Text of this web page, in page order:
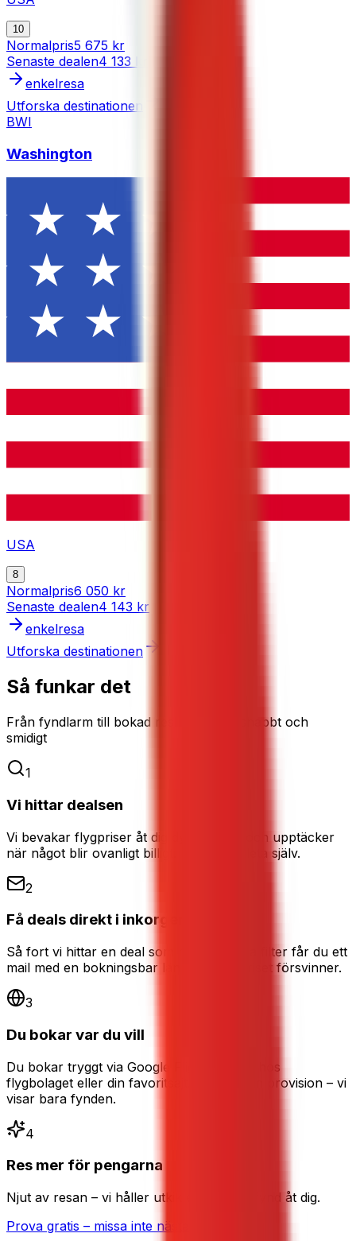
10
Normalpris5 675 kr
Senaste dealen4 133 kr
enkelresa
Utforska destinationen
BWI
Washington
USA
8
Normalpris6 050 kr
Senaste dealen4 143 kr
enkelresa
Utforska destinationen
Så funkar det
Från fyndlarm till bokad resa – enkelt, snabbt och
smidigt
1
Vi hittar dealsen
Vi bevakar flygpriser åt dig dygnet runt och upptäcker
när något blir ovanligt billigt. Du slipper leta själv.
2
Få deals direkt i inkorgen
Så fort vi hittar en deal som matchar dina filter får du ett
mail med en bokningsbar länk – innan priset försvinner.
3
Du bokar var du vill
Du bokar tryggt via Google Flights, direkt hos
flygbolaget eller din favoritsajt. Vi tar ingen provision – vi
visar bara fynden.
4
Res mer för pengarna
Njut av resan – vi håller utkik efter nästa fynd åt dig.
Prova gratis – missa inte nästa deal